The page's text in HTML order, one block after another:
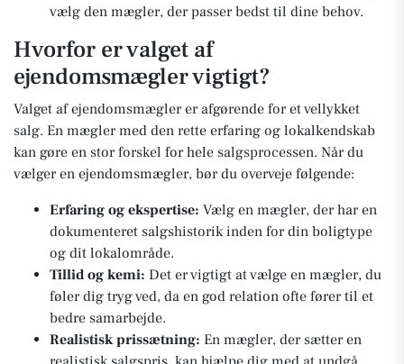
vælg den mægler, der passer bedst til dine behov.
Hvorfor er valget af
ejendomsmægler vigtigt?
Valget af ejendomsmægler er afgørende for et vellykket
salg. En mægler med den rette erfaring og lokalkendskab
kan gøre en stor forskel for hele salgsprocessen. Når du
vælger en ejendomsmægler, bør du overveje følgende:
Erfaring og ekspertise: Vælg en mægler, der har en
dokumenteret salgshistorik inden for din boligtype
og dit lokalområde.
Tillid og kemi: Det er vigtigt at vælge en mægler, du
føler dig tryg ved, da en god relation ofte fører til et
bedre samarbejde.
Realistisk prissætning: En mægler, der sætter en